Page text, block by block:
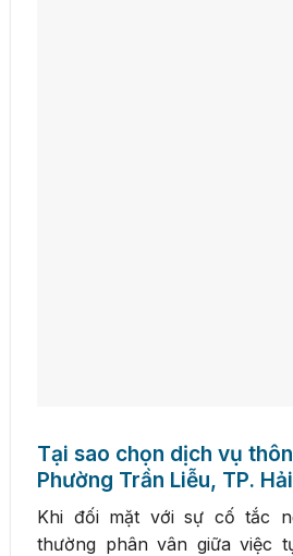
Tại sao chọn dịch vụ
Phường Trần Liễu, TP.
Khi đối mặt với sự cố tắc
thường phân vân giữa việc